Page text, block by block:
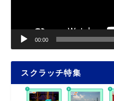
00:00
スクラッチ特集